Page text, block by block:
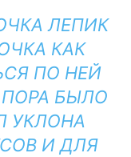
ЛЕПИК
КАК
ПО НЕЙ
БЫЛО
УКЛОНА
И ДЛЯ